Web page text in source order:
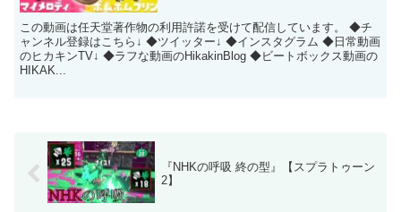
この動画は任天堂著作物の利用許諾を受けて配信しています。 ◆チ
ャンネル登録はこちら↓ ◆ツイッター↓ ◆インスタグラム ◆日常動画
のヒカキンTV↓ ◆ラフな動画のHikakinBlog ◆ビートボックス動画の
HIKAK...
『NHKの呼吸 終の型』【スプラトゥーン
2】